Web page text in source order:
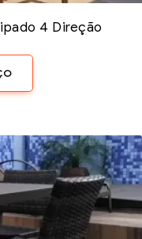
4 Direção